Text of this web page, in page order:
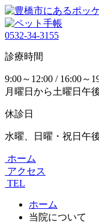
0532-34-3155
診療時間
9:00～12:00 / 16:00～
月曜日から土曜日午
休診日
水曜、日曜・祝日午
ホーム
アクセス
TEL
ホーム
当院について